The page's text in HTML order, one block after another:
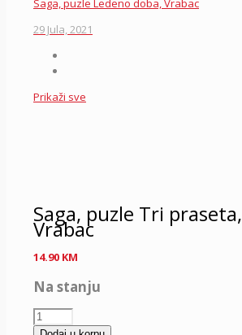
Saga, puzle Ledeno doba, Vrabac
29 Jula, 2021
Prikaži sve
Saga, puzle Tri praseta,
Vrabac
14.90 KM
Na stanju
Saga,
puzle